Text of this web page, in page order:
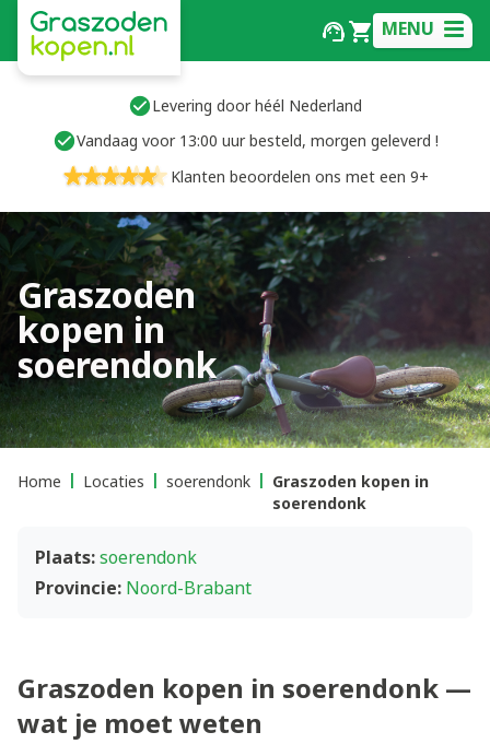
MENU
Levering door héél Nederland
Vandaag voor 13:00 uur besteld, morgen geleverd !
Klanten beoordelen ons met een 9+
Graszoden
kopen in
soerendonk
Home Locaties soerendonk
Graszoden kopen in
soerendonk
Plaats:soerendonk
Provincie: Noord-Brabant
Graszoden kopen in soerendonk —
wat je moet weten